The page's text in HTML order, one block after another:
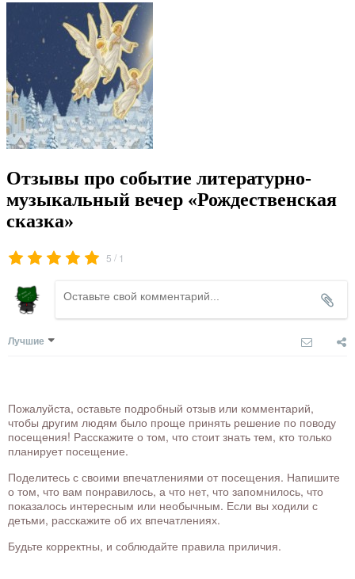
Отзывы про событие литературно-
музыкальный вечер «Рождественская
сказка»
5 / 1
Лучшие
Пожалуйста, оставьте подробный отзыв или комментарий,
чтобы другим людям было проще принять решение по поводу
посещения! Расскажите о том, что стоит знать тем, кто только
планирует посещение.
Поделитесь с своими впечатлениями от посещения. Напишите
о том, что вам понравилось, а что нет, что запомнилось, что
показалось интересным или необычным. Если вы ходили с
детьми, расскажите об их впечатлениях.
Будьте корректны, и соблюдайте правила приличия.